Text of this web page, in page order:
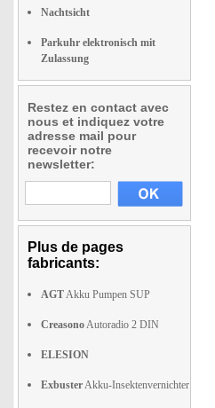
Nachtsicht
Parkuhr elektronisch mit
Zulassung
Restez en contact avec
nous et indiquez votre
adresse mail pour
recevoir notre
newsletter:
Plus de pages
fabricants:
AGTAkku Pumpen SUP
CreasonoAutoradio 2 DIN
ELESION
ExbusterAkku-Insektenvernichter